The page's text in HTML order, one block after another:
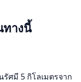
ทางนี้
ศมี 5 กิโลเมตรจาก